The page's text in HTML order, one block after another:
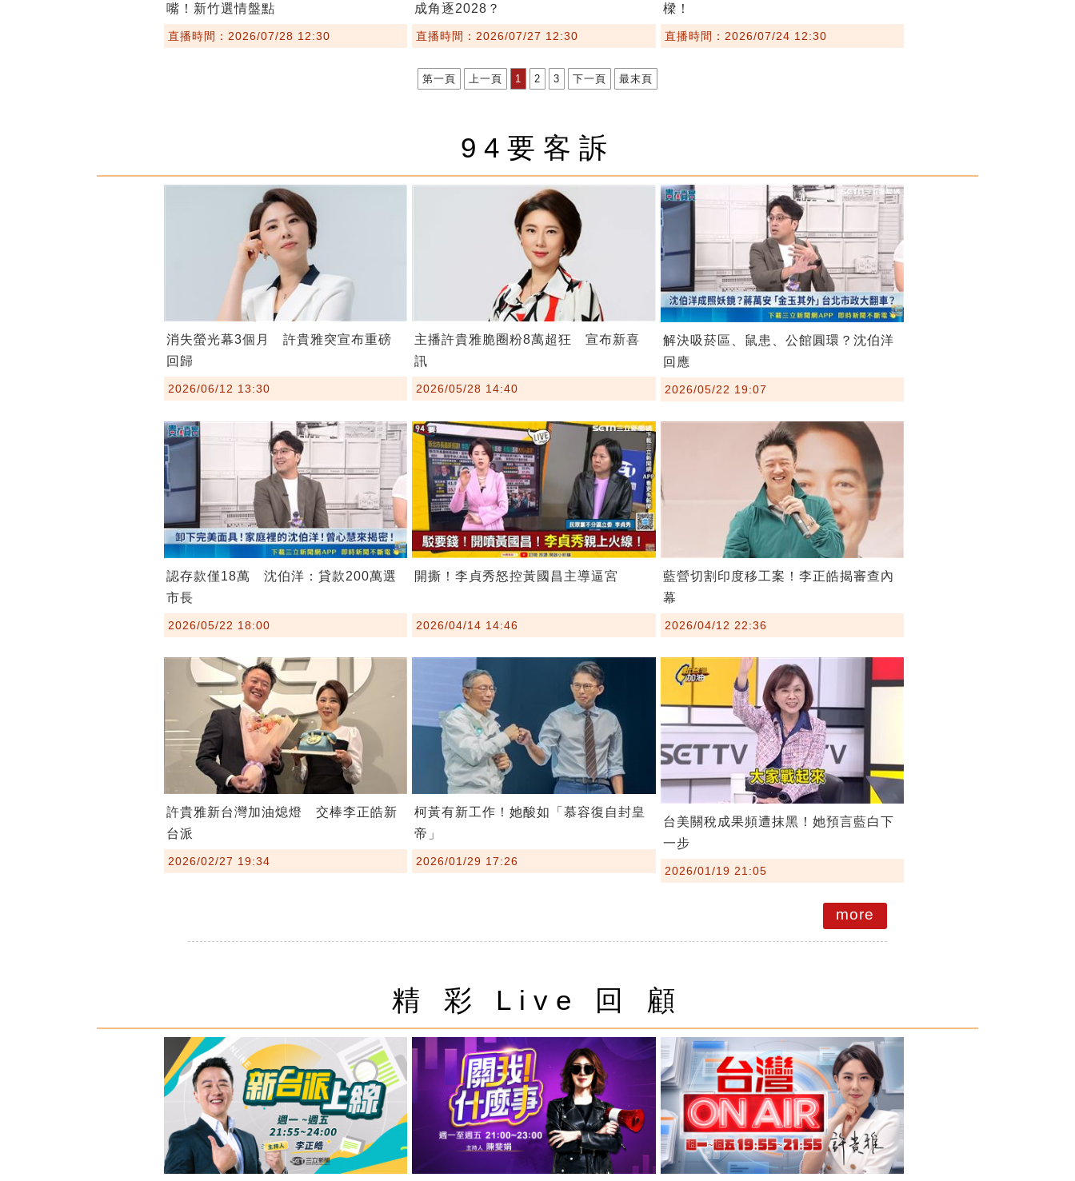
嘴！新竹選情盤點
直播時間：2026/07/28 12:30
成角逐2028？
直播時間：2026/07/27 12:30
樑！
直播時間：2026/07/24 12:30
第一頁 上一頁 1 2 3 下一頁 最末頁
94要客訴
消失螢光幕3個月 許貴雅突宣布重磅
回歸
2026/06/12 13:30
主播許貴雅脆圈粉8萬超狂 宣布新喜
訊
2026/05/28 14:40
解決吸菸區、鼠患、公館圓環？沈伯洋
回應
2026/05/22 19:07
認存款僅18萬 沈伯洋：貸款200萬選
市長
2026/05/22 18:00
開撕！李貞秀怒控黃國昌主導逼宮
2026/04/14 14:46
藍營切割印度移工案！李正皓揭審查內
幕
2026/04/12 22:36
許貴雅新台灣加油熄燈 交棒李正皓新
台派
2026/02/27 19:34
柯黃有新工作！她酸如「慕容復自封皇
帝」
2026/01/29 17:26
台美關稅成果頻遭抹黑！她預言藍白下
一步
2026/01/19 21:05
more
精 彩 Live 回 顧